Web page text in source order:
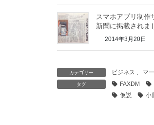
スマホアプリ制作
新聞に掲載されま
2014年3月20日
カテゴリー ビジネス 、 マ
タグ FAXDM
仮説
小